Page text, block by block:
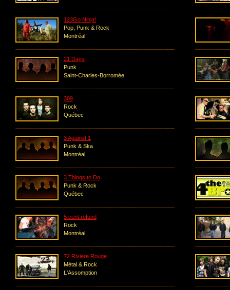
123Go Ninja!
Pop, Punk & Rock
Montréal
21 Days
Punk
Saint-Charles-Borromée
309
Rock
Québec
3 Against 1
Punk & Ska
Montréal
3 Things to Do
Punk & Rock
Québec
5 cent refund
Rock
Montréal
72 Riviere Rouge
Métal & Rock
L'Assomption